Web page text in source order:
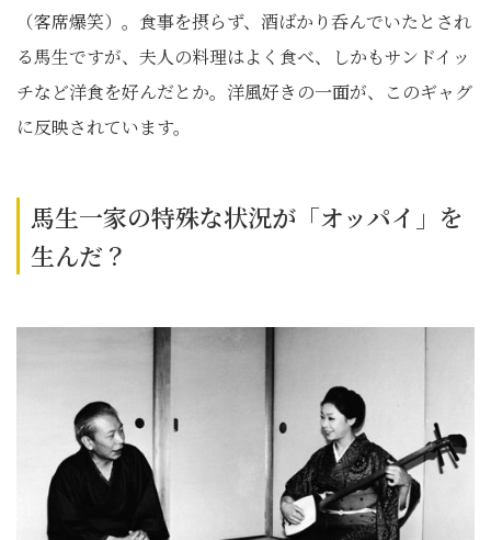
（客席爆笑）。食事を摂らず、酒ばかり呑んでいたとされ
る馬生ですが、夫人の料理はよく食べ、しかもサンドイッ
チなど洋食を好んだとか。洋風好きの一面が、このギャグ
に反映されています。
馬生一家の特殊な状況が「オッパイ」を
生んだ？